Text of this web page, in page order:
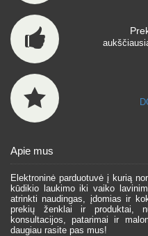
Apie mus
Elektroninė parduotuvė į kurią
kūdikio laukimo iki vaiko
atrinkti naudingas, įdomias ir
prekių ženklai ir produktai,
konsultacijos, patarimai ir
daugiau rasite pas mus!